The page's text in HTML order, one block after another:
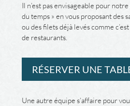
Il n’est pas envisageable pour
du temps » en vous proposant des
ou des filets déjà levés comme
de restaurants.
RÉSERVER UNE
Une autre équipe s’affaire pour